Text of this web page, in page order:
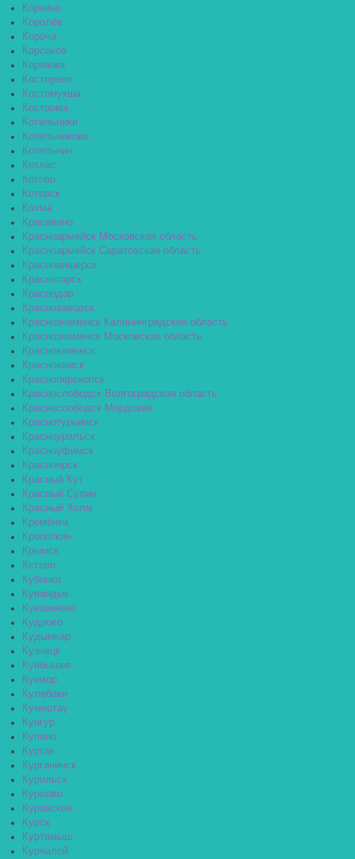
Коркино
Королёв
Короча
Корсаков
Коряжма
Костерёво
Костомукша
Кострома
Котельники
Котельниково
Котельнич
Котлас
Котово
Котовск
Кохма
Красавино
Красноармейск Московская область
Красноармейск Саратовская область
Красновишерск
Красногорск
Краснодар
Краснозаводск
Краснознаменск Калининградская область
Краснознаменск Московская область
Краснокаменск
Краснокамск
Красноперекопск
Краснослободск Волгоградская область
Краснослободск Мордовия
Краснотурьинск
Красноуральск
Красноуфимск
Красноярск
Красный Кут
Красный Сулин
Красный Холм
Кремёнки
Кропоткин
Крымск
Кстово
Кубинка
Кувандык
Кувшиново
Кудрово
Кудымкар
Кузнецк
Куйбышев
Кукмор
Кулебаки
Кумертау
Кунгур
Купино
Курган
Курганинск
Курильск
Курлово
Куровское
Курск
Куртамыш
Курчалой